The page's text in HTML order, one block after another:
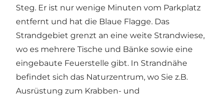
Steg. Er ist nur wenige Minuten vom Parkplatz
entfernt und hat die Blaue Flagge. Das
Strandgebiet grenzt an eine weite Strandwiese,
wo es mehrere Tische und Bänke sowie eine
eingebaute Feuerstelle gibt. In Strandnähe
befindet sich das Naturzentrum, wo Sie z.B.
Ausrüstung zum Krabben- und